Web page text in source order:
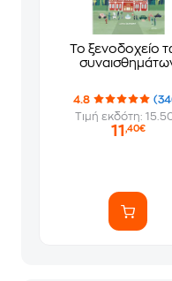
Το ξενοδοχείο
4.8
Τιμή εκδότη:
11 ,40€